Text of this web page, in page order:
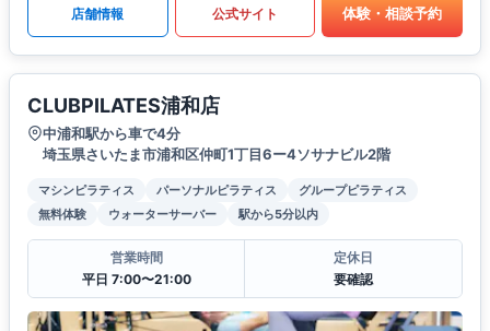
店舗情報 公式サイト 体験・相談予約
CLUBPILATES浦和店
中浦和駅から車で4分
埼玉県さいたま市浦和区仲町1丁目6ー4ソサナビル2階
マシンピラティス パーソナルピラティス
グループピラティス
無料体験
ウォーターサーバー 駅から5分以内
営業時間
平日 7:00〜21:00
定休日
要確認